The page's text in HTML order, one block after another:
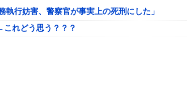
行妨害、警察官が事実上の死刑にした」
れどう思う？？？